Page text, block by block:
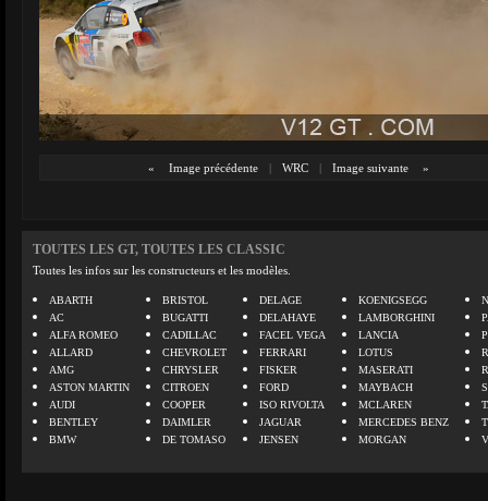
« Image précédente | WRC | Image suivante »
TOUTES LES GT, TOUTES LES CLASSIC
Toutes les infos sur les constructeurs et les modèles.
ABARTH
AC
ALFA ROMEO
ALLARD
AMG
ASTON MARTIN
AUDI
BENTLEY
BMW
BRISTOL
BUGATTI
CADILLAC
CHEVROLET
CHRYSLER
CITROEN
COOPER
DAIMLER
DE TOMASO
DELAGE
DELAHAYE
FACEL VEGA
FERRARI
FISKER
FORD
ISO RIVOLTA
JAGUAR
JENSEN
KOENIGSEGG
LAMBORGHINI
LANCIA
LOTUS
MASERATI
MAYBACH
MCLAREN
MERCEDES BENZ
MORGAN